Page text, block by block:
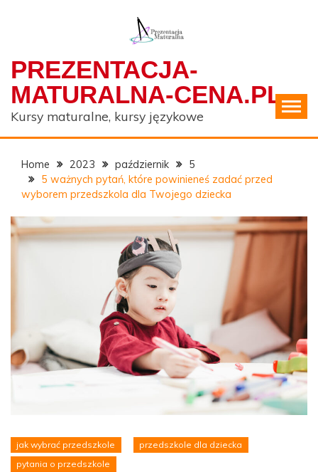
PREZENTACJA-
MATURALNA-CENA.PL
Kursy maturalne, kursy językowe
Home 2023 październik
5
5 ważnych pytań, które powinieneś zadać przed
wyborem przedszkola dla Twojego dziecka
jak wybrać przedszkole
przedszkole dla dziecka
pytania o przedszkole